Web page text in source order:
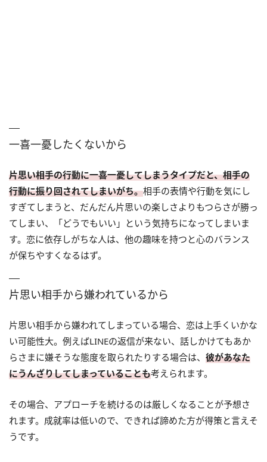
一喜一憂したくないから
片思い相手の行動に一喜一憂してしまうタイプだと、相手の
行動に振り回されてしまいがち。相手の表情や行動を気にし
すぎてしまうと、だんだん片思いの楽しさよりもつらさが勝っ
てしまい、「どうでもいい」という気持ちになってしまいま
す。恋に依存しがちな人は、他の趣味を持つと心のバランス
が保ちやすくなるはず。
片思い相手から嫌われているから
片思い相手から嫌われてしまっている場合、恋は上手くいかな
い可能性大。例えばLINEの返信が来ない、話しかけてもあか
らさまに嫌そうな態度を取られたりする場合は、 彼があなた
にうんざりしてしまっていることも考えられます。
その場合、アプローチを続けるのは厳しくなることが予想さ
れます。成就率は低いので、できれば諦めた方が得策と言えそ
うです。